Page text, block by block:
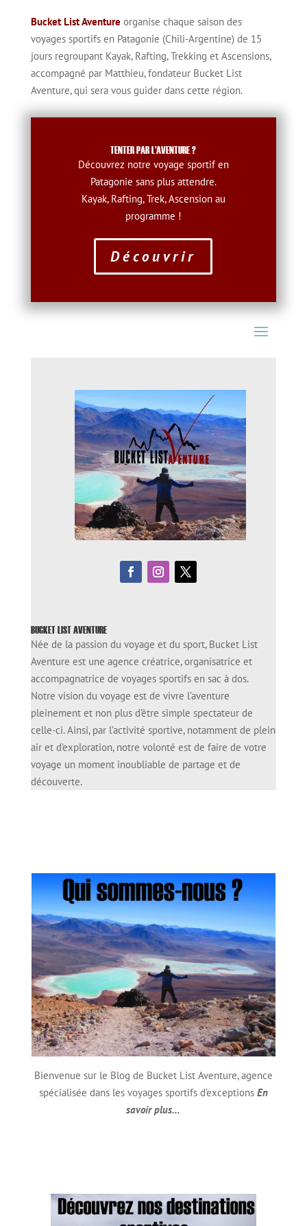
Bucket List Aventure organise chaque saison des
voyages sportifs en Patagonie (Chili-Argentine) de 15
jours regroupant Kayak, Rafting, Trekking et Ascensions,
accompagné par Matthieu, fondateur Bucket List
Aventure, qui sera vous guider dans cette région.
TENTER PAR L'AVENTURE ?
Découvrez notre voyage sportif en
Patagonie sans plus attendre.
Kayak, Rafting, Trek, Ascension au
programme !
Découvrir
BUCKET LIST AVENTURE
Née de la passion du voyage et du sport, Bucket List
Aventure est une agence créatrice, organisatrice et
accompagnatrice de voyages sportifs en sac à dos.
Notre vision du voyage est de vivre l’aventure
pleinement et non plus d’être simple spectateur de
celle-ci. Ainsi, par l’activité sportive, notamment de plein
air et d’exploration, notre volonté est de faire de votre
voyage un moment inoubliable de partage et de
découverte.
Bienvenue sur le Blog de Bucket List Aventure, agence
spécialisée dans les voyages sportifs d’exceptions En
savoir plus…